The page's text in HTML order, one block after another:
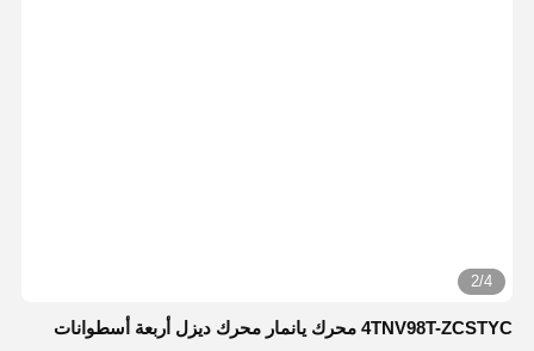
2/4
4TNV98T-ZCSTYC محرك يانمار محرك ديزل أربعة أسطوانات